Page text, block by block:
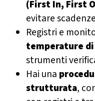
(First In, First
evitare
Registri e
temperature
strumenti
Hai una
strutturata,